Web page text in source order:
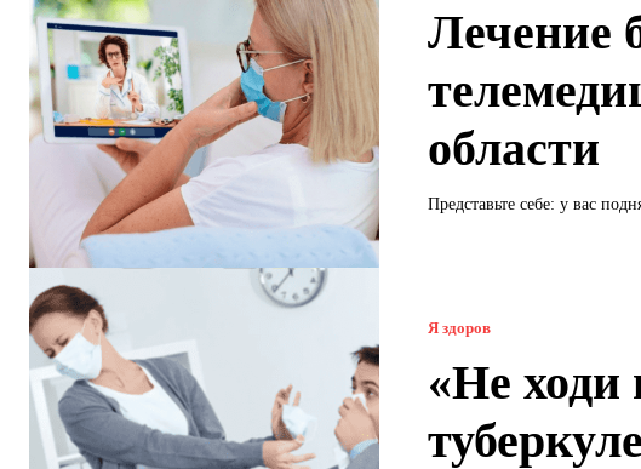
Лечение
области
Представьте себе: у вас
Я здоров
«Не ходи